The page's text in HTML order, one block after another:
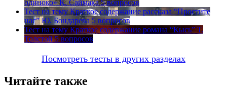
одиноко» К. Саймака 5 вопросов
Тест на тему Краткое содержание рассказа “Простите
нас” Ю. Бондарева 5 вопросов
Тест на тему Краткое содержание романа “Кысь” Т.
Толстой 5 вопросов
Посмотреть тесты в других разделах
Читайте также